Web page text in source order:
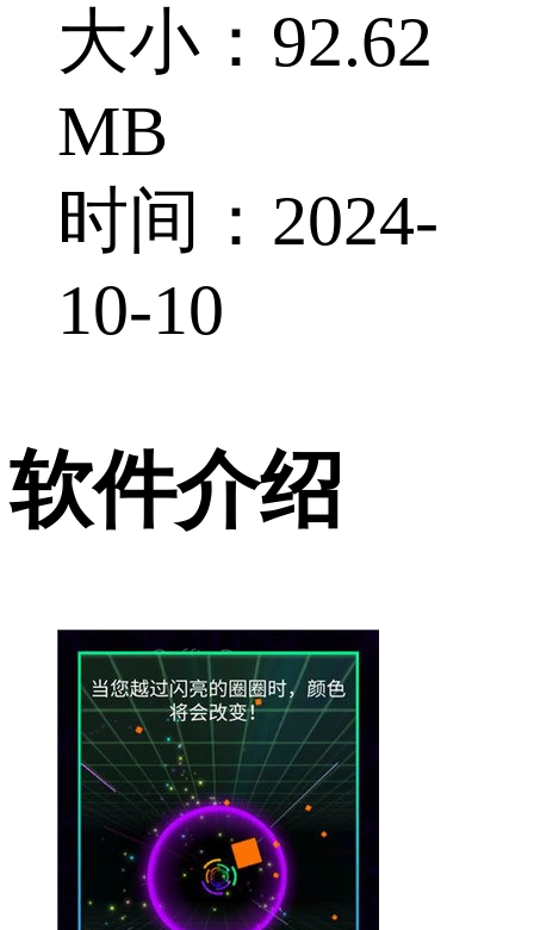
大小：92.62
MB
时间：2024-
10-10
软件介绍